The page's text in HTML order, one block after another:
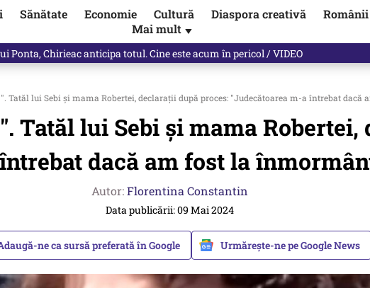
Sănătate Economie Cultură Diaspora creativă
Mai mult ▼
Ponta, Chirieac anticipa totul. Cine este acum în pericol / VIDEO
Tatăl lui Sebi și mama Robertei, declarații după proces: "Judecătoarea m-a întrebat
Tatăl lui Sebi și mama
dacă am fost la
Autor:Florentina Constantin
Data publicării: 09 Mai 2024
ne ca sursă preferată în Google Urmărește-ne pe Google News